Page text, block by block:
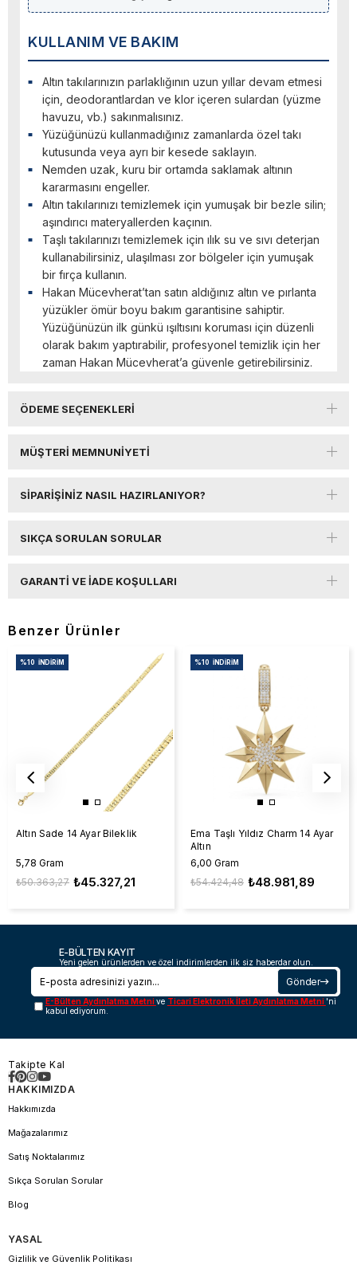
KULLANIM VE BAKIM
Altın takılarınızın parlaklığının uzun yıllar devam etmesi
için, deodorantlardan ve klor içeren sulardan (yüzme
havuzu, vb.) sakınmalısınız.
Yüzüğünüzü kullanmadığınız zamanlarda özel takı
kutusunda veya ayrı bir kesede saklayın.
Nemden uzak, kuru bir ortamda saklamak altının
kararmasını engeller.
Altın takılarınızı temizlemek için yumuşak bir bezle silin;
aşındırıcı materyallerden kaçının.
Taşlı takılarınızı temizlemek için ılık su ve sıvı deterjan
kullanabilirsiniz, ulaşılması zor bölgeler için yumuşak
bir fırça kullanın.
Hakan Mücevherat’tan satın aldığınız altın ve pırlanta
yüzükler ömür boyu bakım garantisine sahiptir.
Yüzüğünüzün ilk günkü ışıltısını koruması için düzenli
olarak bakım yaptırabilir, profesyonel temizlik için her
zaman Hakan Mücevherat’a güvenle getirebilirsiniz.
ÖDEME SEÇENEKLERI
MÜŞTERI MEMNUNIYETI
SIPARIŞINIZ NASIL HAZIRLANIYOR?
SIKÇA SORULAN SORULAR
GARANTI VE İADE KOŞULLARI
Benzer Ürünler
Altın Sade 14 Ayar Bileklik
5,78 Gram
₺45.327,21
₺50.363,27
%10 İNDIRIM
Ema Taşlı Yıldız Charm 14 Ayar
Altın
6,00 Gram
₺48.981,89
₺54.424,48
%10 İNDIRIM
E-BÜLTEN KAYIT
Yeni gelen ürünlerden ve özel indirimlerden ilk siz haberdar olun.
Gönder
E-Bülten Aydınlatma Metnive Ticari Elektronik İleti Aydınlatma Metni 'ni
kabul ediyorum.
Takipte Kal
HAKKIMIZDA
Hakkımızda
Mağazalarımız
Satış Noktalarımız
Sıkça Sorulan Sorular
Blog
YASAL
Gizlilik ve Güvenlik Politikası